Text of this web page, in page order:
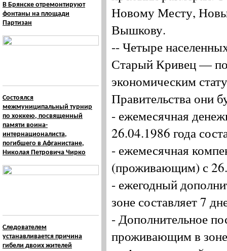
В Брянске отремонтируют
фонтаны на площади
Партизан
Состоялся
межмуниципальный турнир
по хоккею, посвященный
памяти воина-
интернационалиста,
погибшего в Афганистане,
Николая Петровича Чирко
Следователем
устанавливается причина
гибели двоих жителей
Новому Месту,
Вышкову.
-- Четыре
Старый Кривец —
экономическим
Правительства они
- ежемесячная
26.04.1986 года
- ежемесячная
(проживающим) с
- ежегодный
зоне составляет 7
- Дополнительное
проживающим в